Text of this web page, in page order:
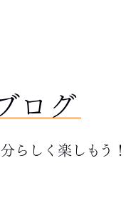
ログ
らしく楽しもう！